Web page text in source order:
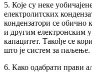
5. Које су неке
електролитских
кондензатори се обично
и другим електронским
капацитет. Такође се
што је систем за паљење.
6. Како одабрати прави